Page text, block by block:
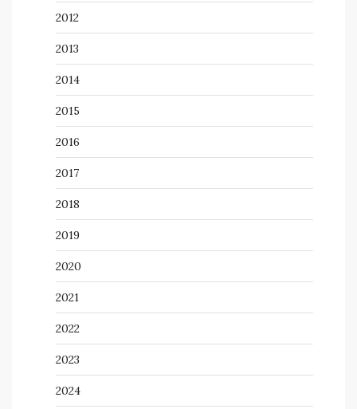
2012
2013
2014
2015
2016
2017
2018
2019
2020
2021
2022
2023
2024